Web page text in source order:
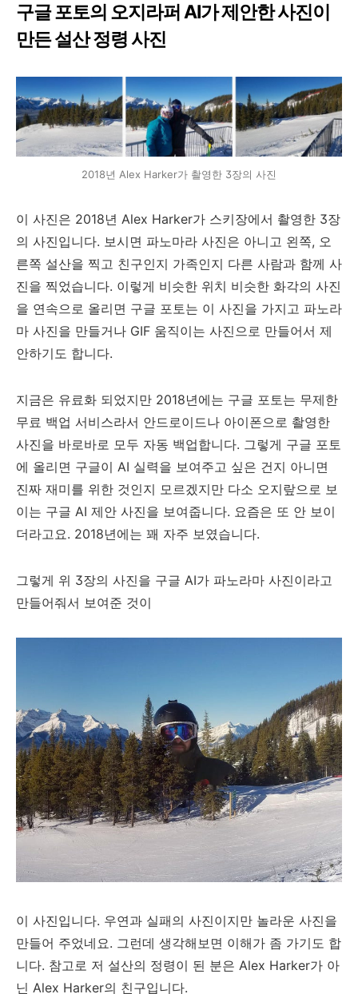
구글 포토의 오지라퍼 AI가 제안한 사진이
만든 설산 정령 사진
2018년 Alex Harker가 촬영한 3장의 사진
이 사진은 2018년 Alex Harker가 스키장에서 촬영한 3장
의 사진입니다. 보시면 파노마라 사진은 아니고 왼쪽, 오
른쪽 설산을 찍고 친구인지 가족인지 다른 사람과 함께 사
진을 찍었습니다. 이렇게 비슷한 위치 비슷한 화각의 사진
을 연속으로 올리면 구글 포토는 이 사진을 가지고 파노라
마 사진을 만들거나 GIF 움직이는 사진으로 만들어서 제
안하기도 합니다.
지금은 유료화 되었지만 2018년에는 구글 포토는 무제한
무료 백업 서비스라서 안드로이드나 아이폰으로 촬영한
사진을 바로바로 모두 자동 백업합니다. 그렇게 구글 포토
에 올리면 구글이 AI 실력을 보여주고 싶은 건지 아니면
진짜 재미를 위한 것인지 모르겠지만 다소 오지랖으로 보
이는 구글 AI 제안 사진을 보여줍니다. 요즘은 또 안 보이
더라고요. 2018년에는 꽤 자주 보였습니다.
그렇게 위 3장의 사진을 구글 AI가 파노라마 사진이라고
만들어줘서 보여준 것이
이 사진입니다. 우연과 실패의 사진이지만 놀라운 사진을
만들어 주었네요. 그런데 생각해보면 이해가 좀 가기도 합
니다. 참고로 저 설산의 정령이 된 분은 Alex Harker가 아
닌 Alex Harker의 친구입니다.